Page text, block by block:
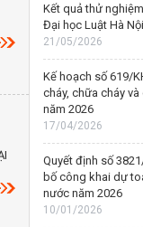
Kết quả thử
Đại học Luật Hà
21/05/2026
Kế hoạch số 619/
cháy, chữa cháy
năm 2026
17/04/2026
Quyết định số
bố công khai dự
nước năm 2026
10/01/2026